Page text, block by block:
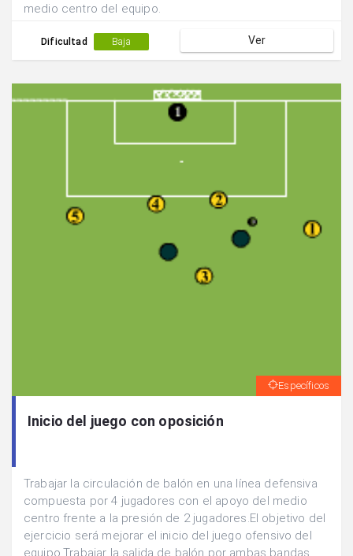
medio centro del equipo.
Dificultad Baja Ver
Específicos
Inicio del juego con oposición
Trabajar la circulación de balón en una línea defensiva
compuesta por 4 jugadores con el apoyo del medio
centro frente a la presión de 2 jugadores.El objetivo del
ejercicio será mejorar el inicio del juego ofensivo del
equipo.Trabajar la salida de balón por ambas bandas